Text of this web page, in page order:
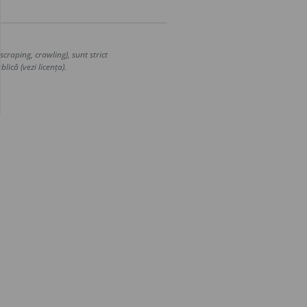
crawling), sunt strict
(vezi licența).